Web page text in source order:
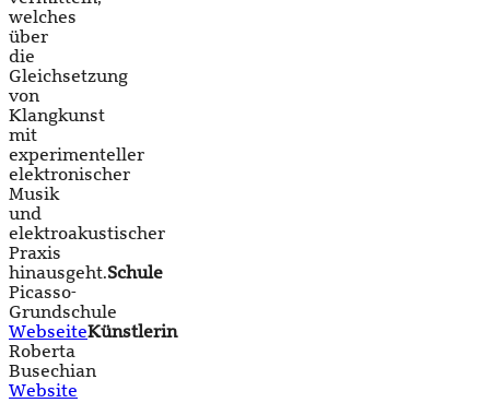
welches
über
die
Gleichsetzung
von
Klangkunst
mit
experimenteller
elektronischer
Musik
und
elektroakustischer
Praxis
hinausgeht.Schule
Picasso-
Grundschule
WebseiteKünstlerin
Roberta
Busechian
Website